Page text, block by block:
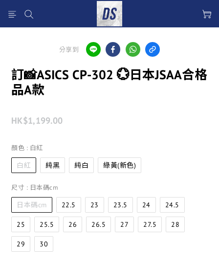
分享到
訂📸ASICS CP-302 💮日本JSAA合格
品A款
HK$1,199.00
顏色 : 白紅
白紅 純黑 純白 綠黃(新色)
尺寸 : 日本碼cm
日本碼cm 22.5 23 23.5 24 24.5
25 25.5 26 26.5 27 27.5 28
29 30